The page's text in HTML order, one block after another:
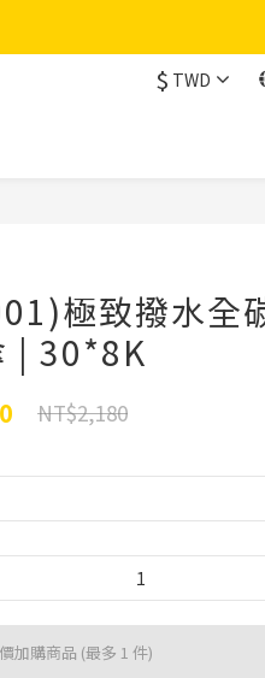
$ TWD
極致撥水全
| 30*8K
NT$2,180
加購商品 (最多 1 件)